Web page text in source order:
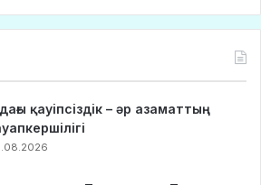
қауіпсіздік – әр азаматтың